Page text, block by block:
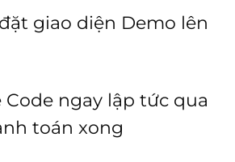
giao diện Demo lên
Code ngay lập tức qua
toán xong